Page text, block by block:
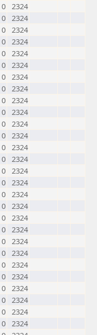
0 2324
0 2324
0 2324
0 2324
0 2324
0 2324
0 2324
0 2324
0 2324
0 2324
0 2324
0 2324
0 2324
0 2324
0 2324
0 2324
0 2324
0 2324
0 2324
0 2324
0 2324
0 2324
0 2324
0 2324
0 2324
0 2324
0 2324
0 2324